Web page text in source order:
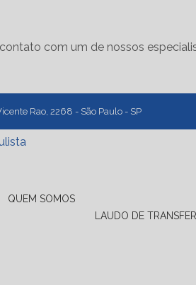
com um de nossos
Rao, 2268 - São Paulo - SP
QUEM SOMOS
LAUDO DE